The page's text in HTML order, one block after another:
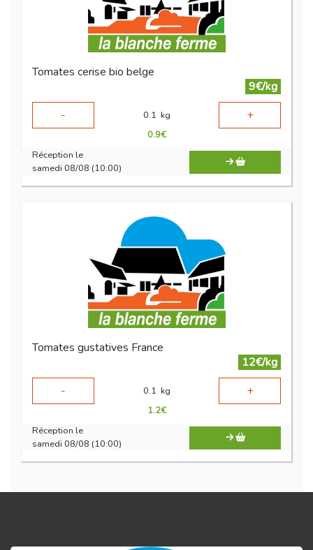
Tomates cerise bio belge
9€/kg
-
0.1 kg +
0.9€
Réception le
samedi 08/08 (10:00)
Tomates gustatives France
12€/kg
-
0.1 kg +
1.2€
Réception le
samedi 08/08 (10:00)